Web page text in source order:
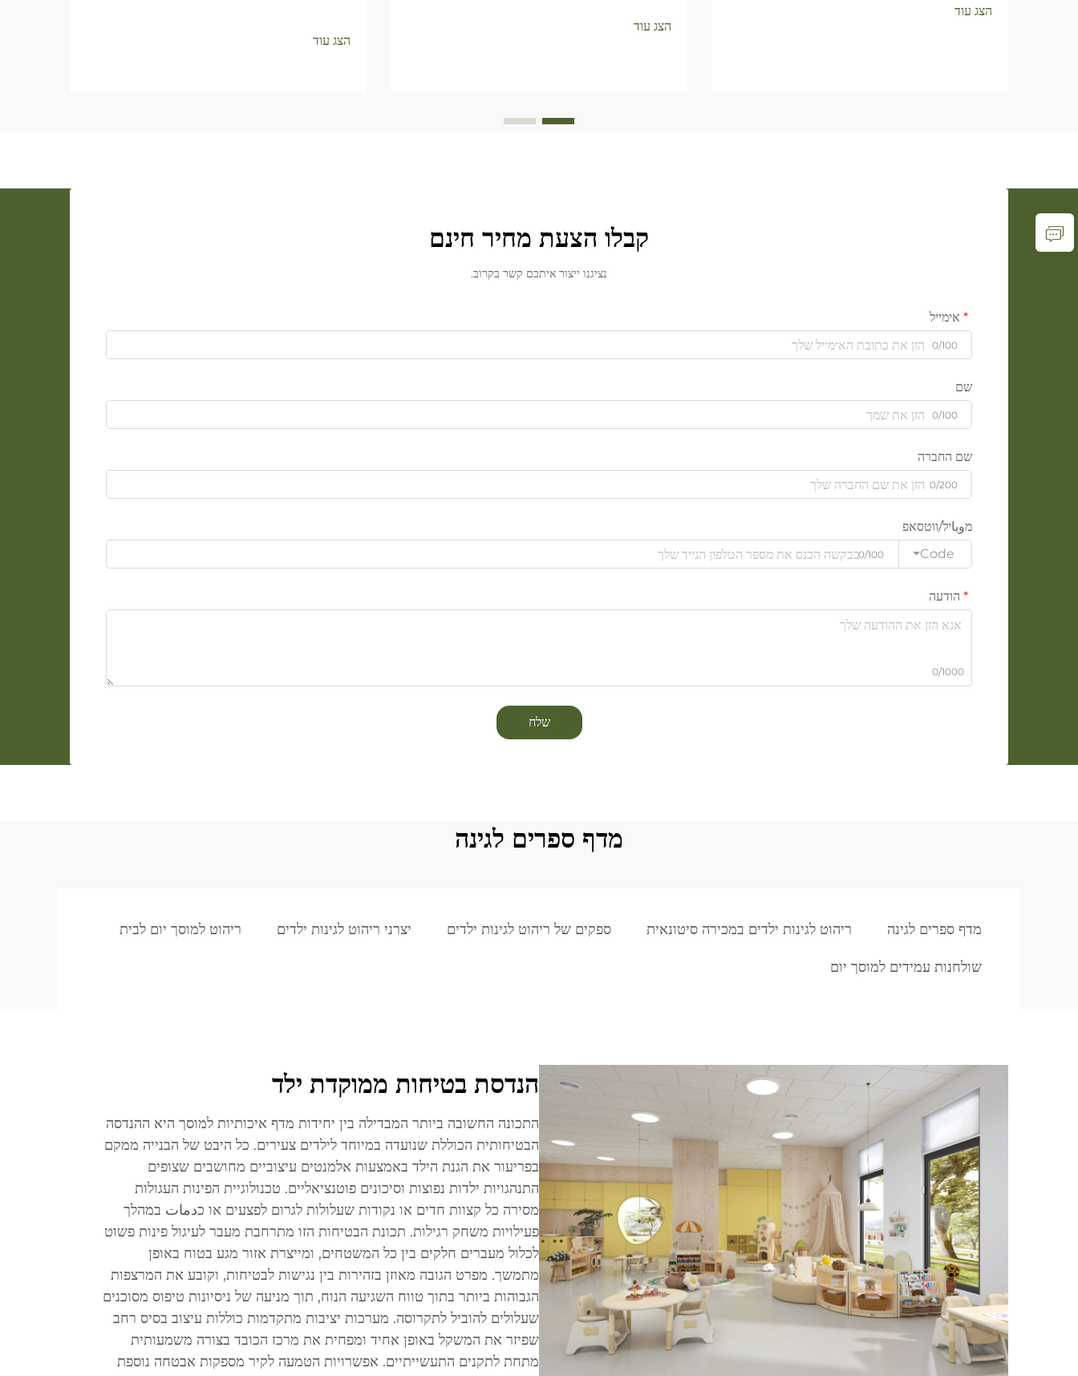
הצג עוד
הצג עוד
הצג עוד
קבלו הצעת מחיר חינם
נציגנו ייצור איתכם קשר בקרוב.
אימייל
0/100
שם
0/100
שם החברה
0/200
מوباיל/ווטסאפ
Code
0/100
הודעה
0/1000
שלח
מדף ספרים לגינה
מדף ספרים לגינה ריהוט לגינות ילדים במכירה סיטונאית ספקים של ריהוט לגינות ילדים יצרני ריהוט לגינות ילדים ריהוט למוסך יום לבית
שולחנות עמידים למוסך יום
הנדסת בטיחות ממוקדת ילד
התכונה החשובה ביותר המבדילה בין יחידות מדף איכותיות למוסך היא ההנדסה
הבטיחותית הכוללת שנועדה במיוחד לילדים צעירים. כל היבט של הבנייה ממקם
בפריעור את הגנת הילד באמצעות אלמנטים עיצוביים מחושבים שצופים
התנהגויות ילדות נפוצות וסיכונים פוטנציאליים. טכנולוגיית הפינות העגולות
מסירה כל קצוות חדים או נקודות שעלולות לגרום לפצעים או כدمات במהלך
פעילויות משחק רגילות. תכונת הבטיחות הזו מתרחבת מעבר לעיגול פינות פשוט
לכלול מעברים חלקים בין כל המשטחים, ומייצרת אזור מגע בטוח באופן
מתמשך. מפרט הגובה מאוזן בזהירות בין נגישות לבטיחות, וקובע את המרצפות
הגבוהות ביותר בתוך טווח השגיעה הנוח, תוך מניעה של ניסיונות טיפוס מסוכנים
שעלולים להוביל לתקרוסה. מערכות יציבות מתקדמות כוללות עיצוב בסיס רחב
שפיזר את המשקל באופן אחיד ומפחית את מרכז הכובד בצורה משמעותית
מתחת לתקנים התעשייתיים. אפשרויות הטמעה לקיר מספקות אבטחה נוספת